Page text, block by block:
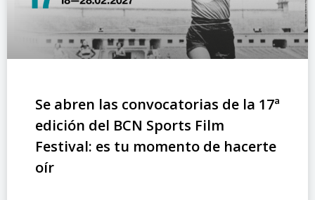
Se abren las convocatorias de la 17ª
edición del BCN Sports Film
Festival: es tu momento de hacerte
oír